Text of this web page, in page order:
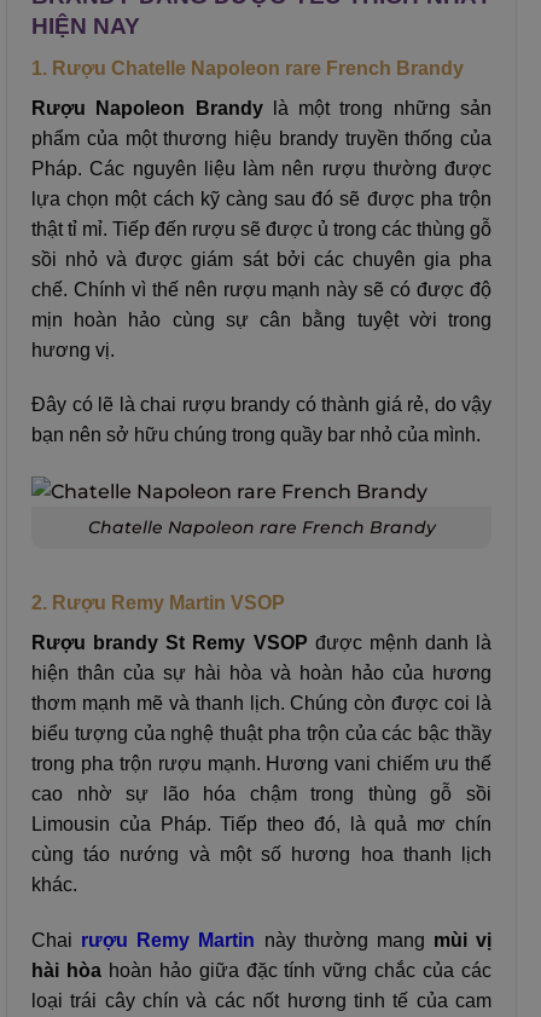
HIỆN NAY
1. Rượu Chatelle Napoleon rare French Brandy
Rượu Napoleon Brandylà một trong những sản
phẩm của một thương hiệu brandy truyền thống của
Pháp. Các nguyên liệu làm nên rượu thường được
lựa chọn một cách kỹ càng sau đó sẽ được pha trộn
thật tỉ mỉ. Tiếp đến rượu sẽ được ủ trong các thùng gỗ
sồi nhỏ và được giám sát bởi các chuyên gia pha
chế. Chính vì thế nên rượu mạnh này sẽ có được độ
mịn hoàn hảo cùng sự cân bằng tuyệt vời trong
hương vị.
Đây có lẽ là chai rượu brandy có thành giá rẻ, do vậy
bạn nên sở hữu chúng trong quầy bar nhỏ của mình.
Chatelle Napoleon rare French Brandy
2. Rượu Remy Martin VSOP
Rượu brandy St Remy VSOP được mệnh danh là
hiện thân của sự hài hòa và hoàn hảo của hương
thơm mạnh mẽ và thanh lịch. Chúng còn được coi là
biểu tượng của nghệ thuật pha trộn của các bậc thầy
trong pha trộn rượu mạnh. Hương vani chiếm ưu thế
cao nhờ sự lão hóa chậm trong thùng gỗ sồi
Limousin của Pháp. Tiếp theo đó, là quả mơ chín
cùng táo nướng và một số hương hoa thanh lịch
khác.
Chai rượu Remy Martin này thường mang mùi vị
hài hòahoàn hảo giữa đặc tính vững chắc của các
loại trái cây chín và các nốt hương tinh tế của cam